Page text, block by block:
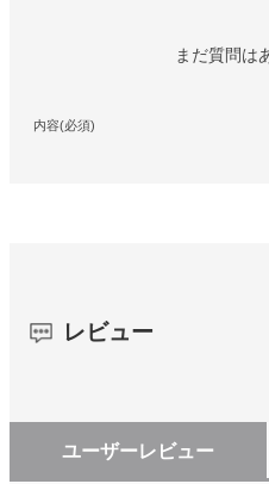
まだ質問は
内容(必須)
レビュー
ユーザーレビュー